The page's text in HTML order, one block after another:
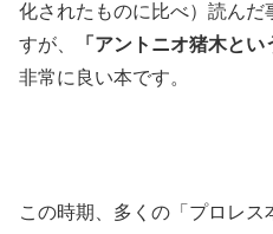
化されたものに比べ）読んだ
すが、
「アントニオ猪木と
非常に良い本です。
この時期、多くの「プロレス